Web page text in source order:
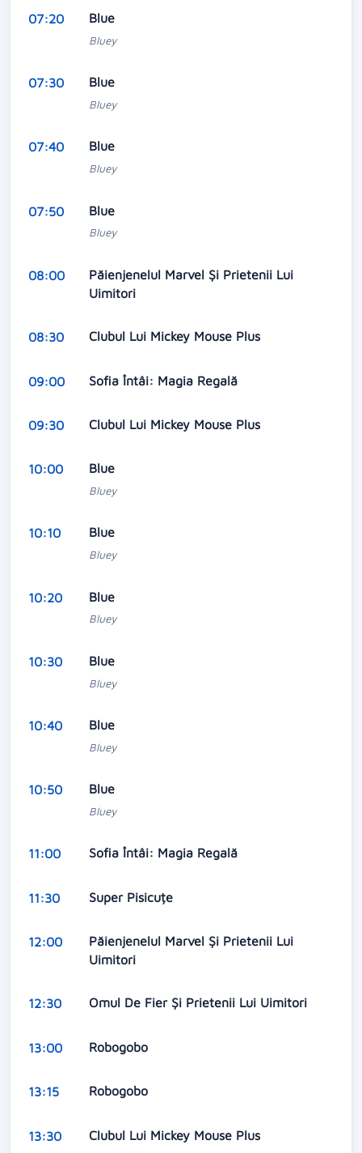
07:20 Blue
Bluey
07:30 Blue
Bluey
07:40 Blue
Bluey
07:50 Blue
Bluey
08:00
Păienjenelul Marvel Și Prietenii Lui
Uimitori
08:30 Clubul Lui Mickey Mouse Plus
09:00 Sofia Întâi: Magia Regală
09:30 Clubul Lui Mickey Mouse Plus
10:00 Blue
Bluey
10:10 Blue
Bluey
10:20 Blue
Bluey
10:30 Blue
Bluey
10:40 Blue
Bluey
10:50 Blue
Bluey
11:00 Sofia Întâi: Magia Regală
11:30 Super Pisicuțe
12:00
Păienjenelul Marvel Și Prietenii Lui
Uimitori
12:30 Omul De Fier Și Prietenii Lui Uimitori
13:00 Robogobo
13:15 Robogobo
13:30 Clubul Lui Mickey Mouse Plus